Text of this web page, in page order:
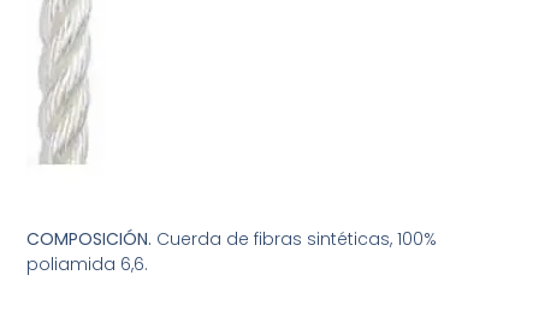
COMPOSICIÓN. Cuerda de fibras sintéticas, 100%
poliamida 6,6.